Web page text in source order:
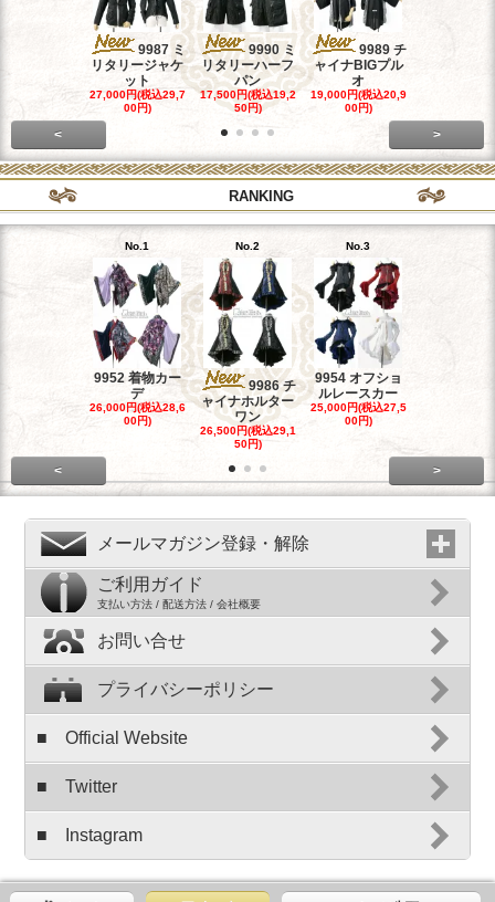
9987 ミ
リタリージャケ
ット
27,000円(税込29,7
00円)
9990 ミ
リタリーハーフ
パン
17,500円(税込19,2
50円)
9989 チ
ャイナBIGプル
オ
19,000円(税込20,9
00円)
< >
RANKING
No.1
9952 着物カー
デ
26,000円(税込28,6
00円)
No.2
9986 チ
ャイナホルター
ワン
26,500円(税込29,1
50円)
No.3
9954 オフショ
ルレースカー
25,000円(税込27,5
00円)
< >
メールマガジン登録・解除
ご利用ガイド
支払い方法 / 配送方法 / 会社概要
お問い合せ
プライバシーポリシー
■ Official Website
■ Twitter
■ Instagram